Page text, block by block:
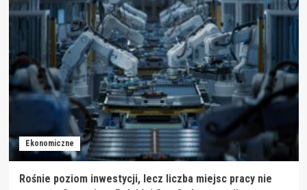
Ekonomiczne
Rośnie poziom inwestycji, lecz liczba miejsc pracy nie